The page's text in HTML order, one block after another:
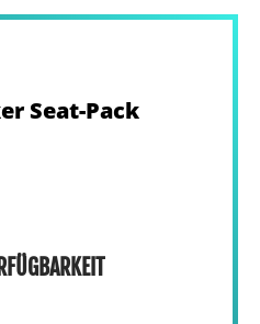
Seat-Pack